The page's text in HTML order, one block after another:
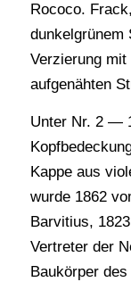
Rococo.
dunkelgrünem
Verzierung
aufgenähten
Unter Nr. 2 —
Kappe aus
wurde 1862
Barvitius,
Vertreter der
Baukörper